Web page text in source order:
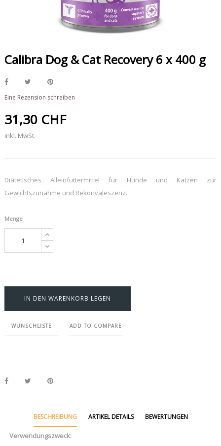
Calibra Dog & Cat Recovery 6 x 400 g
Eine Rezension schreiben
31,30 CHF
inkl. MwSt.
Diätetisches Alleinfuttermittel für Hunde und Katzen zur
Gewichtszunahme und Rekonvaleszenz.
Menge
IN DEN WARENKORB LEGEN
WUNSCHLISTE ADD TO COMPARE
BESCHREIBUNG ARTIKEL DETAILS BEWERTUNGEN
Verwendungszweck: